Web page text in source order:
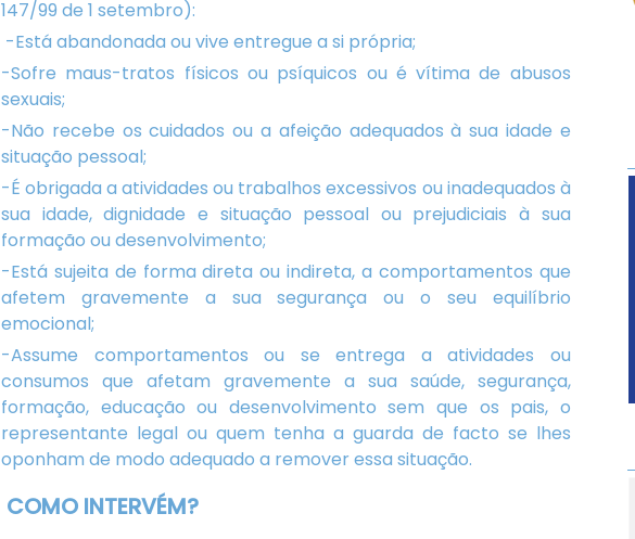
147/99 de 1 setembro):
-Está abandonada ou vive entregue a si própria;
-Sofre maus-tratos físicos ou psíquicos ou é vítima de abusos
sexuais;
-Não recebe os cuidados ou a afeição adequados à sua idade e
situação pessoal;
-É obrigada a atividades ou trabalhos excessivos ou inadequados à
sua idade, dignidade e situação pessoal ou prejudiciais à sua
formação ou desenvolvimento;
-Está sujeita de forma direta ou indireta, a comportamentos que
afetem gravemente a sua segurança ou o seu equilíbrio
emocional;
-Assume comportamentos ou se entrega a atividades ou
consumos que afetam gravemente a sua saúde, segurança,
formação, educação ou desenvolvimento sem que os pais, o
representante legal ou quem tenha a guarda de facto se lhes
oponham de modo adequado a remover essa situação.
COMO INTERVÉM?